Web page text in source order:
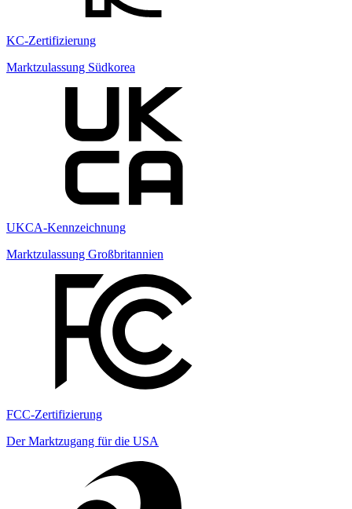
KC-Zertifizierung
Marktzulassung Südkorea
UKCA-Kennzeichnung
Marktzulassung Großbritannien
FCC-Zertifizierung
Der Marktzugang für die USA